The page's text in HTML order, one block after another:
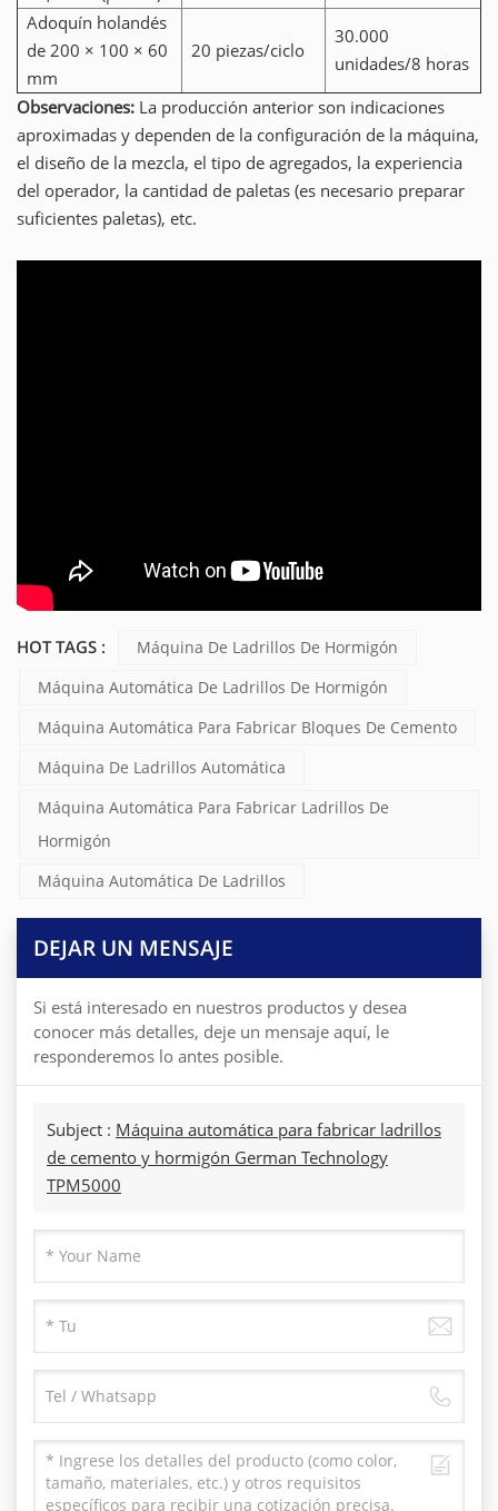
Adoquín holandés
de 200 × 100 × 60
mm
20 piezas/ciclo
30.000
unidades/8 horas
Observaciones: La producción anterior son indicaciones
aproximadas y dependen de la configuración de la máquina,
el diseño de la mezcla, el tipo de agregados, la experiencia
del operador, la cantidad de paletas (es necesario preparar
suficientes paletas), etc.
HOT TAGS :
Máquina De Ladrillos De Hormigón
Máquina Automática De Ladrillos De Hormigón
Máquina Automática Para Fabricar Bloques De Cemento
Máquina De Ladrillos Automática
Máquina Automática Para Fabricar Ladrillos De
Hormigón
Máquina Automática De Ladrillos
DEJAR UN MENSAJE
Si está interesado en nuestros productos y desea
conocer más detalles, deje un mensaje aquí, le
responderemos lo antes posible.
Subject : Máquina automática para fabricar ladrillos
de cemento y hormigón German Technology
TPM5000